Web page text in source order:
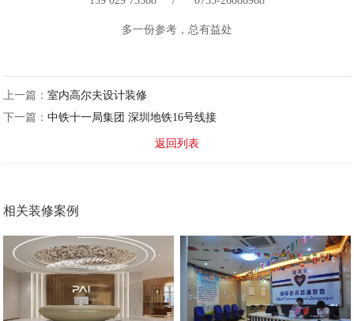
多一份参考，总有益处
上一篇：室内高尔夫设计装修
下一篇：中铁十一局集团 深圳地铁16号线接
返回列表
相关装修案例